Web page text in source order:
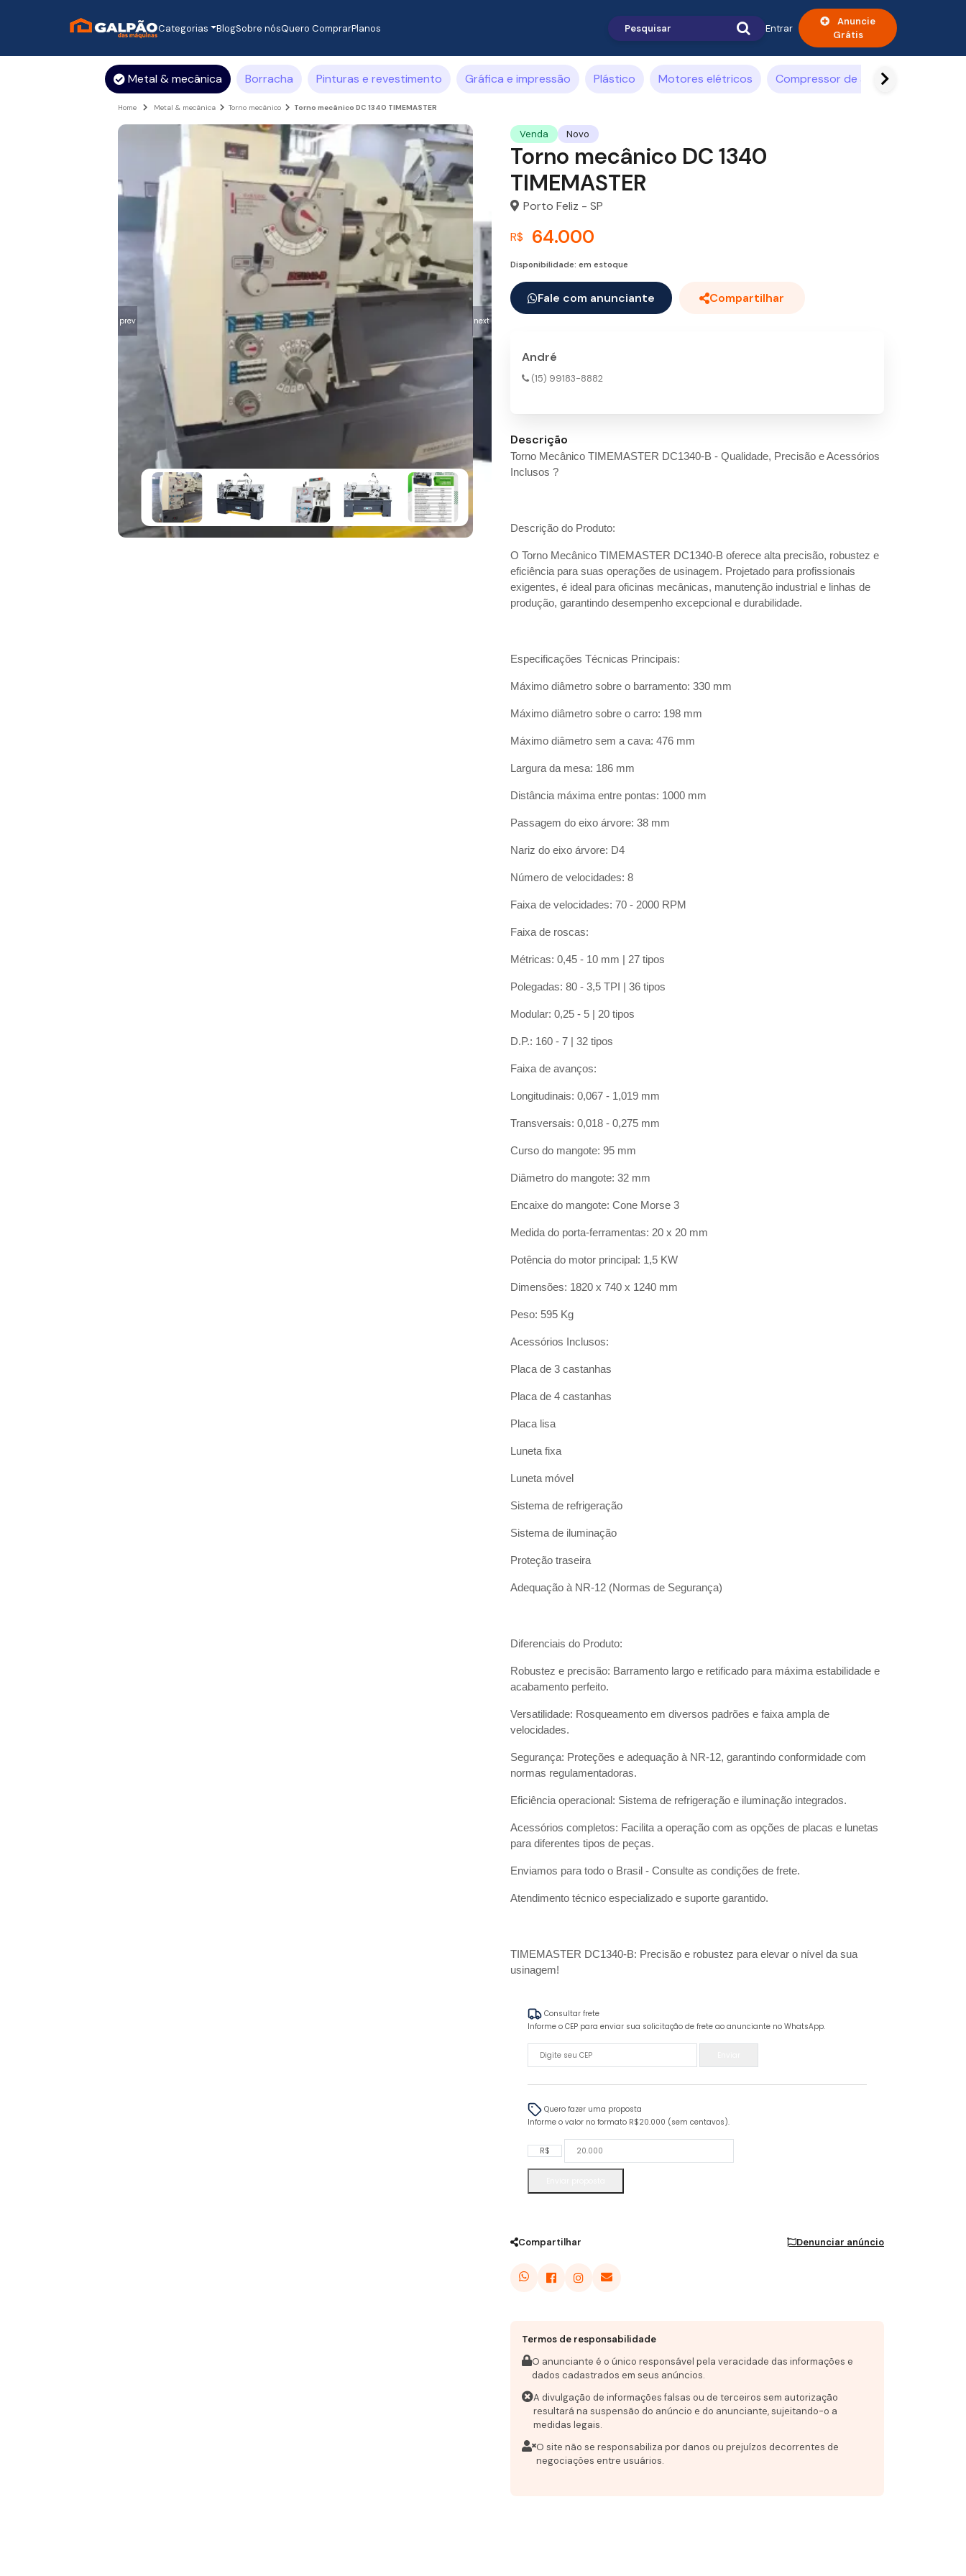
Categorias BlogSobre nósQuero ComprarPlanos Entrar
Anuncie
Grátis
Metal & mecânica Borracha Pinturas e revestimento Gráfica e impressão Plástico Motores elétricos Compressor de ar
Home Metal & mecânica Torno mecânico Torno mecânico DC 1340 TIMEMASTER
prev next
Venda Novo
Torno mecânico DC 1340
TIMEMASTER
Porto Feliz - SP
R$ 64.000
Disponibilidade: em estoque
Fale com anunciante Compartilhar
André
(15) 99183-8882
Descrição
Torno Mecânico TIMEMASTER DC1340-B - Qualidade, Precisão e Acessórios
Inclusos ?
Descrição do Produto:
O Torno Mecânico TIMEMASTER DC1340-B oferece alta precisão, robustez e
eficiência para suas operações de usinagem. Projetado para profissionais
exigentes, é ideal para oficinas mecânicas, manutenção industrial e linhas de
produção, garantindo desempenho excepcional e durabilidade.
Especificações Técnicas Principais:
Máximo diâmetro sobre o barramento: 330 mm
Máximo diâmetro sobre o carro: 198 mm
Máximo diâmetro sem a cava: 476 mm
Largura da mesa: 186 mm
Distância máxima entre pontas: 1000 mm
Passagem do eixo árvore: 38 mm
Nariz do eixo árvore: D4
Número de velocidades: 8
Faixa de velocidades: 70 - 2000 RPM
Faixa de roscas:
Métricas: 0,45 - 10 mm | 27 tipos
Polegadas: 80 - 3,5 TPI | 36 tipos
Modular: 0,25 - 5 | 20 tipos
D.P.: 160 - 7 | 32 tipos
Faixa de avanços:
Longitudinais: 0,067 - 1,019 mm
Transversais: 0,018 - 0,275 mm
Curso do mangote: 95 mm
Diâmetro do mangote: 32 mm
Encaixe do mangote: Cone Morse 3
Medida do porta-ferramentas: 20 x 20 mm
Potência do motor principal: 1,5 KW
Dimensões: 1820 x 740 x 1240 mm
Peso: 595 Kg
Acessórios Inclusos:
Placa de 3 castanhas
Placa de 4 castanhas
Placa lisa
Luneta fixa
Luneta móvel
Sistema de refrigeração
Sistema de iluminação
Proteção traseira
Adequação à NR-12 (Normas de Segurança)
Diferenciais do Produto:
Robustez e precisão: Barramento largo e retificado para máxima estabilidade e
acabamento perfeito.
Versatilidade: Rosqueamento em diversos padrões e faixa ampla de
velocidades.
Segurança: Proteções e adequação à NR-12, garantindo conformidade com
normas regulamentadoras.
Eficiência operacional: Sistema de refrigeração e iluminação integrados.
Acessórios completos: Facilita a operação com as opções de placas e lunetas
para diferentes tipos de peças.
Enviamos para todo o Brasil - Consulte as condições de frete.
Atendimento técnico especializado e suporte garantido.
TIMEMASTER DC1340-B: Precisão e robustez para elevar o nível da sua
usinagem!
Consultar frete
Informe o CEP para enviar sua solicitação de frete ao anunciante no WhatsApp.
Quero fazer uma proposta
Informe o valor no formato R$20.000 (sem centavos).
R$
Compartilhar Denunciar anúncio
Termos de responsabilidade
O anunciante é o único responsável pela veracidade das informações e
dados cadastrados em seus anúncios.
A divulgação de informações falsas ou de terceiros sem autorização
resultará na suspensão do anúncio e do anunciante, sujeitando-o a
medidas legais.
O site não se responsabiliza por danos ou prejuízos decorrentes de
negociações entre usuários.